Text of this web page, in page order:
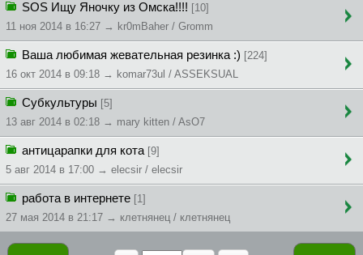
SOS Ищу Яночку из Омска!!!! [10]
11 ноя 2014 в 16:27 → kr0mBaher / Gromm
Ваша любимая жевательная резинка :) [224]
16 окт 2014 в 09:18 → komar73ul / ASSEKSUAL
Субкультуры [5]
13 авг 2014 в 02:18 → mary kitten / AsO7
антицарапки для кота [9]
5 авг 2014 в 17:00 → elecsir / elecsir
работа в интернете [1]
27 мая 2014 в 21:17 → клетнянец / клетнянец